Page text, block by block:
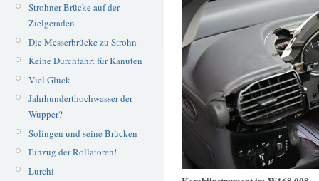
Strohner Brücke auf der
Zielgeraden
Die Messerbrücke zu Strohn
Keine Durchfahrt für Kanuten
Viel Glück
Jahrhunderthochwasser der
Wupper?
Solingen und seine Brücken
Einzug der Rollatoren!
Lurchi